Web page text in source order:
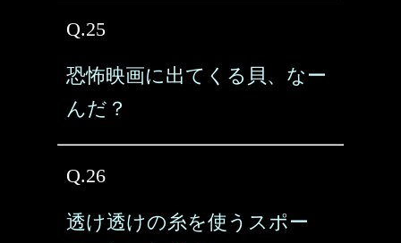
Q.25
恐怖映画に出てくる貝、なー
んだ？
Q.26
透け透けの糸を使うスポー